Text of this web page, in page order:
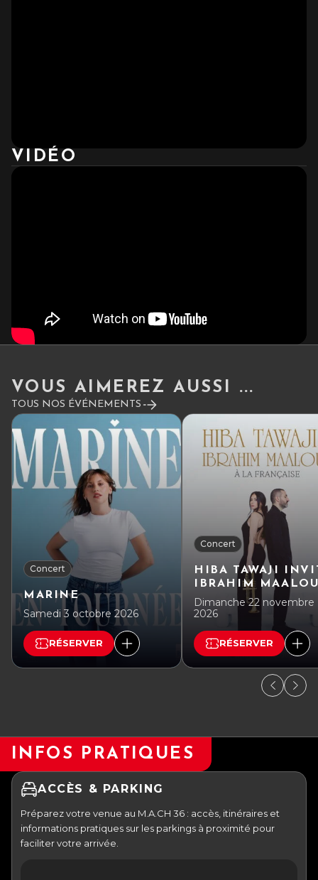
VIDÉO
VOUS AIMEREZ AUSSI ...
TOUS NOS ÉVÉNEMENTS
Concert
MARINE
Samedi 3 octobre 2026
RÉSERVER
Concert
HIBA TAWAJI
IBRAHIM
Dimanche 22 novembre
2026
RÉSERVER
INFOS PRATIQUES
ACCÈS & PARKING
Préparez votre venue au M.A.CH 36 : accès, itinéraires et
informations pratiques sur les parkings à proximité pour
faciliter votre arrivée.